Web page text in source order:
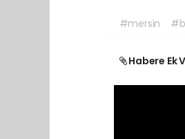
#mersin
Habere Ek